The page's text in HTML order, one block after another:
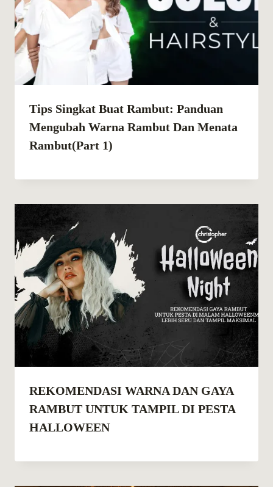
Tips Singkat Buat Rambut: Panduan
Mengubah Warna Rambut Dan Menata
Rambut(part 1)
REKOMENDASI WARNA DAN GAYA
RAMBUT UNTUK TAMPIL DI PESTA
HALLOWEEN